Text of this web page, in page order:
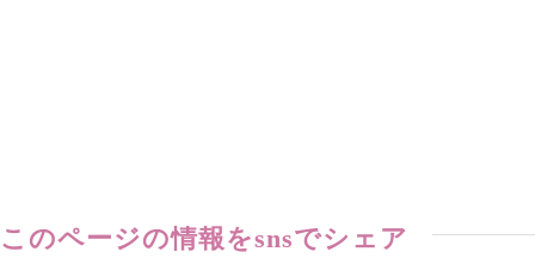
このページの情報をsnsでシェア